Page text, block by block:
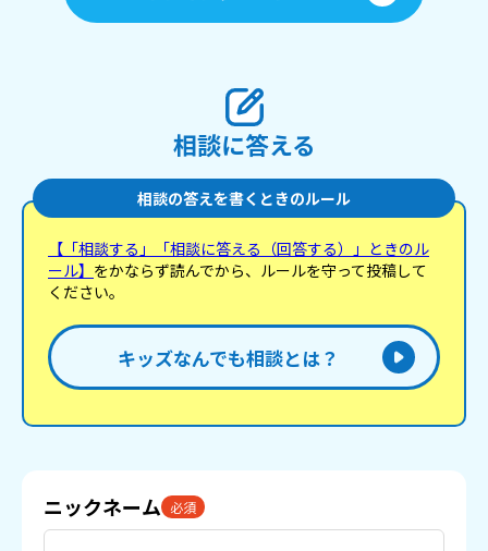
相談に答える
相談の答えを書くときのルール
【「相談する」「相談に答える（回答する）」ときのル
ール】 をかならず読んでから、ルールを守って投稿して
ください。
キッズなんでも相談とは？
ニックネーム 必須